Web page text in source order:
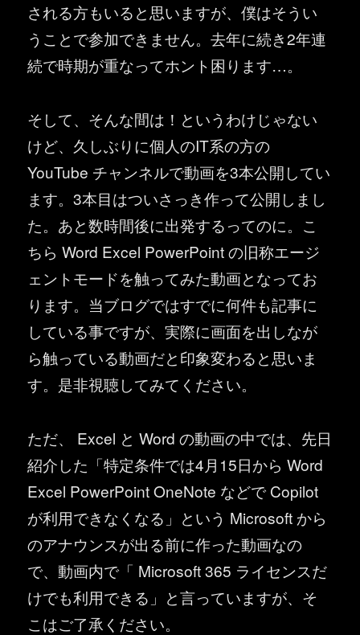
される方もいると思いますが、僕はそうい
うことで参加できません。去年に続き2年連
続で時期が重なってホント困ります…。
そして、そんな間は！というわけじゃない
けど、久しぶりに個人のIT系の方の
YouTube チャンネルで動画を3本公開してい
ます。3本目はついさっき作って公開しまし
た。あと数時間後に出発するってのに。こ
ちら Word Excel PowerPoint の旧称エージ
ェントモードを触ってみた動画となってお
ります。当ブログではすでに何件も記事に
している事ですが、実際に画面を出しなが
ら触っている動画だと印象変わると思いま
す。是非視聴してみてください。
ただ、 Excel と Word の動画の中では、先日
紹介した「特定条件では4月15日から Word
Excel PowerPoint OneNote などで Copilot
が利用できなくなる」という Microsoft から
のアナウンスが出る前に作った動画なの
で、動画内で「 Microsoft 365 ライセンスだ
けでも利用できる」と言っていますが、そ
こはご了承ください。